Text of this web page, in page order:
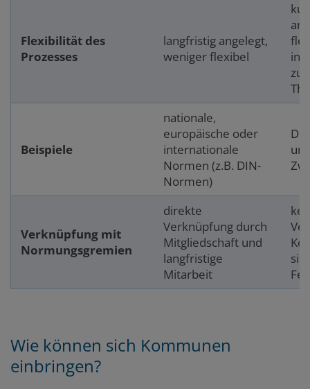
Flexibilität des
Prozesses
langfristig angelegt,
weniger flexibel
Beispiele
nationale,
europäische oder
internationale
Normen (z.B. DIN-
Normen)
Verknüpfung mit
Normungsgremien
direkte
Verknüpfung durch
Mitgliedschaft und
langfristige
Mitarbeit
Wie können sich Kommunen
einbringen?